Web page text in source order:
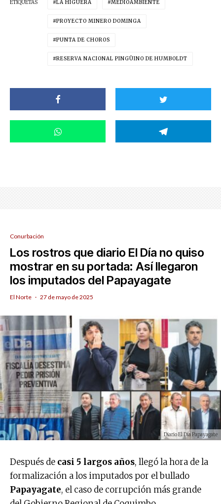
ETIQUETAS LA HIGUERA MEDIOAMBIENTE
PROYECTO MINERO DOMINGA
PUNTA DE CHOROS
RESERVA NACIONAL PINGÜINO DE HUMBOLDT
Conurbación
Los rostros que diario El Día no quiso
mostrar en su portada: Así llegaron
los imputados del Papayagate
El Norte · 27 de mayo de 2025
Diario El Día Papayagate
Después de casi 5 largos años, llegó la hora de la
formalización a los imputados por el bullado
Papayagate, el caso de corrupción más grande